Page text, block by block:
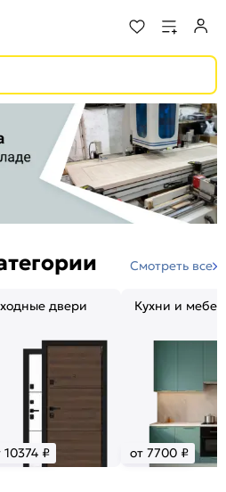
Смотреть все
двери
10374 ₽
Кухни и
от 7700 ₽